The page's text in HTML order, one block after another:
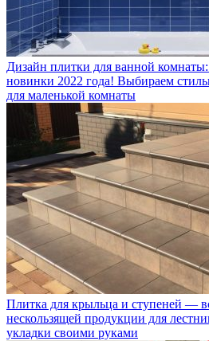
Дизайн плитки для ванной
новинки 2022 года! Выбираем
для маленькой комнаты
Плитка для крыльца и ступеней —
нескользящей продукции для
укладки своими руками